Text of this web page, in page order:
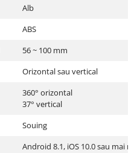
Alb
ABS
56 ~ 100 mm
Orizontal sau vertical
360° orizontal
37° vertical
Souing
Android 8.1, iOS 10.0 sau mai